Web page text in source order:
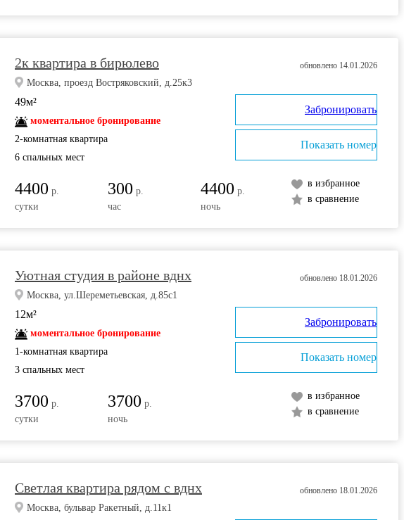
2к квартира в бирюлево
Москва, проезд Востряковский, д.25к3
49м²
моментальное бронирование
2-комнатная квартира
6 спальных мест
4400 р.
сутки
300 р.
час
4400 р.
ночь
обновлено 14.01.2026
в избранное
в сравнение
Забронировать
Показать номер
Уютная студия в районе вднх
Москва, ул.Шереметьевская, д.85с1
12м²
моментальное бронирование
1-комнатная квартира
3 спальных мест
3700 р.
сутки
3700 р.
ночь
обновлено 18.01.2026
в избранное
в сравнение
Забронировать
Показать номер
Светлая квартира рядом с вднх
Москва, бульвар Ракетный, д.11к1
обновлено 18.01.2026